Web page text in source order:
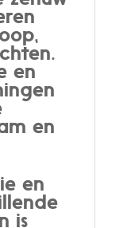
en
en
en
is